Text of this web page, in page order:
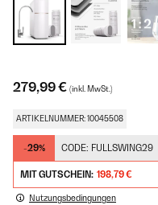
279,99 € (inkl. MwSt.)
ARTIKELNUMMER: 10045508
-29% CODE: FULLSWING29
MIT GUTSCHEIN: 198,79 €
Nutzungsbedingungen